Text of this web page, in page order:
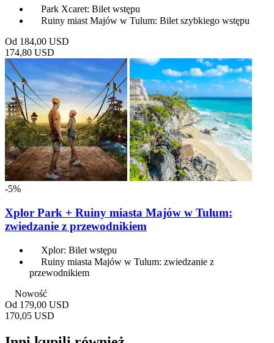
Park Xcaret: Bilet wstępu
Ruiny miast Majów w Tulum: Bilet szybkiego wstępu
Od 184,00 USD
174,80 USD
-5%
Xplor Park + Ruiny miasta Majów w Tulum:
zwiedzanie z przewodnikiem
Xplor: Bilet wstępu
Ruiny miasta Majów w Tulum: zwiedzanie z
przewodnikiem
Nowość
Od 179,00 USD
170,05 USD